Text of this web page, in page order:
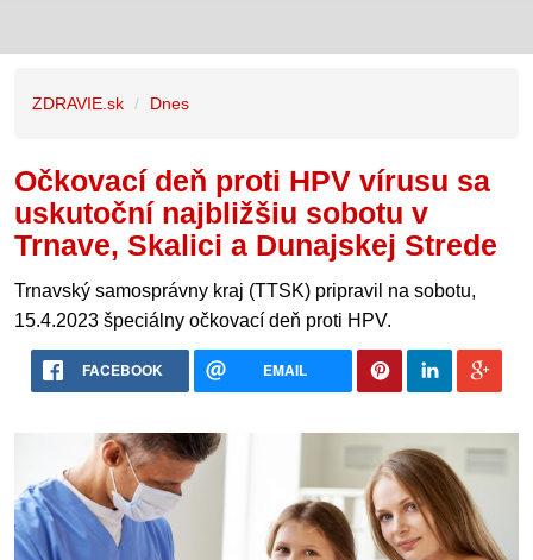
ZDRAVIE.sk Dnes
Očkovací deň proti HPV vírusu sa
uskutoční najbližšiu sobotu v
Trnave, Skalici a Dunajskej Strede
Trnavský samosprávny kraj (TTSK) pripravil na sobotu,
15.4.2023 špeciálny očkovací deň proti HPV.
FACEBOOK EMAIL